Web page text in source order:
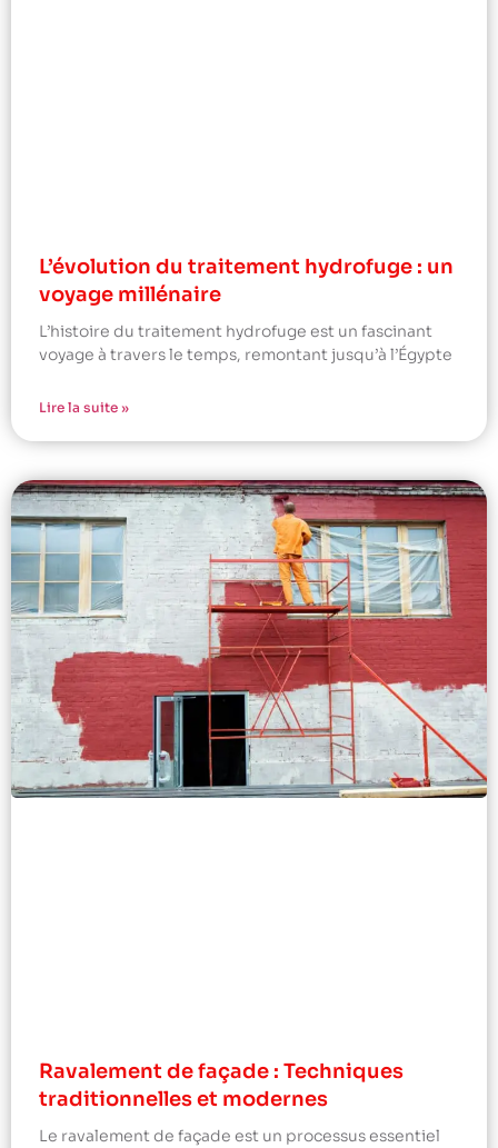
L’évolution du traitement hydrofuge : un
voyage millénaire
L’histoire du traitement hydrofuge est un fascinant
voyage à travers le temps, remontant jusqu’à l’Égypte
Lire la suite »
Ravalement de façade : Techniques
traditionnelles et modernes
Le ravalement de façade est un processus essentiel